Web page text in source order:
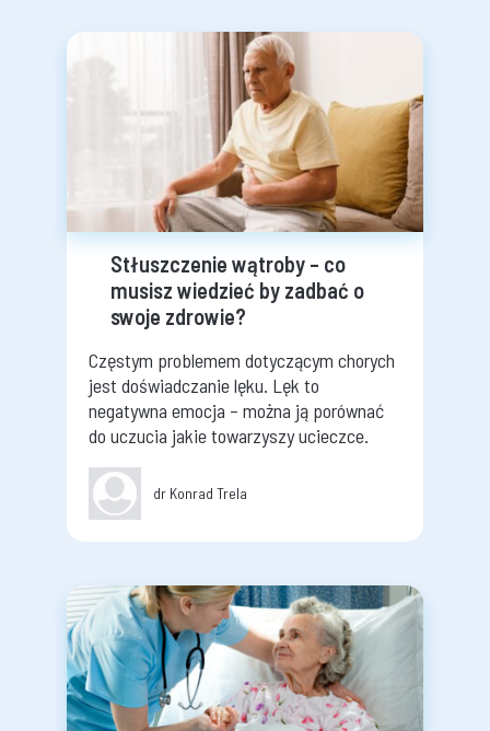
Stłuszczenie wątroby – co
musisz wiedzieć by zadbać o
swoje zdrowie?
Częstym problemem dotyczącym chorych
jest doświadczanie lęku. Lęk to
negatywna emocja – można ją porównać
do uczucia jakie towarzyszy ucieczce.
dr Konrad Trela